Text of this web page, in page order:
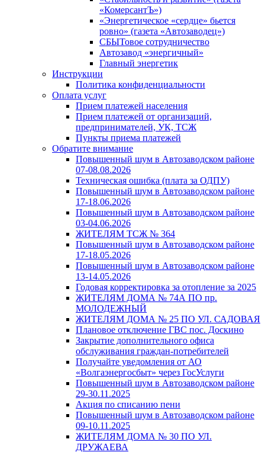
«КомерсантЪ»)
«Энергетическое «сердце» бьется
ровно» (газета «Автозаводец»)
СБЫТовое сотрудничество
Автозавод «энергичный»
Главный энергетик
Инструкции
Политика конфиденциальности
Оплата услуг
Прием платежей населения
Прием платежей от организаций,
предпринимателей, УК, ТСЖ
Пункты приема платежей
Обратите внимание
Повышенный шум в Автозаводском районе
07-08.08.2026
Техническая ошибка (плата за ОДПУ)
Повышенный шум в Автозаводском районе
17-18.06.2026
Повышенный шум в Автозаводском районе
03-04.06.2026
ЖИТЕЛЯМ ТСЖ № 364
Повышенный шум в Автозаводском районе
17-18.05.2026
Повышенный шум в Автозаводском районе
13-14.05.2026
Годовая корректировка за отопление за 2025
ЖИТЕЛЯМ ДОМА № 74А ПО пр.
МОЛОДЕЖНЫЙ
ЖИТЕЛЯМ ДОМА № 25 ПО УЛ. САДОВАЯ
Плановое отключение ГВС пос. Доскино
Закрытие дополнительного офиса
обслуживания граждан-потребителей
Получайте уведомления от АО
«Волгаэнергосбыт» через ГосУслуги
Повышенный шум в Автозаводском районе
29-30.11.2025
Акция по списанию пени
Повышенный шум в Автозаводском районе
09-10.11.2025
ЖИТЕЛЯМ ДОМА № 30 ПО УЛ.
ДРУЖАЕВА